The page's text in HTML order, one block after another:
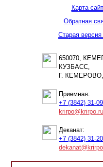
Карта
Обратная
Старая версия
650070,
КУЗБАСС,
Г.
Приемная:
+7 (3842) 31-
krirpo@krirpo.ru
Деканат:
+7 (3842) 31-